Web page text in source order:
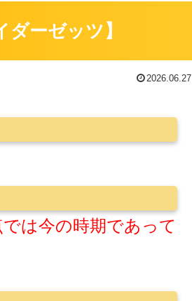
ーゼッツ】
2026.06.27
は今の時期であって